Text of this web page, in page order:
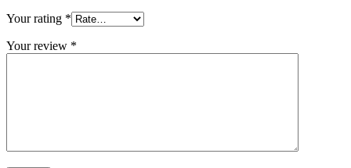
Your rating *
Your review *